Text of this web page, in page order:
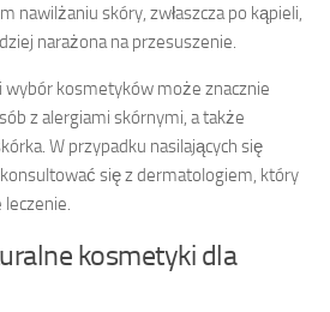
nawilżaniu skóry, zwłaszcza po kąpieli,
narażona na przesuszenie.
wybór kosmetyków może znacznie
z alergiami skórnymi, a także
W przypadku nasilających się
się z dermatologiem, który
leczenie.
kosmetyki dla